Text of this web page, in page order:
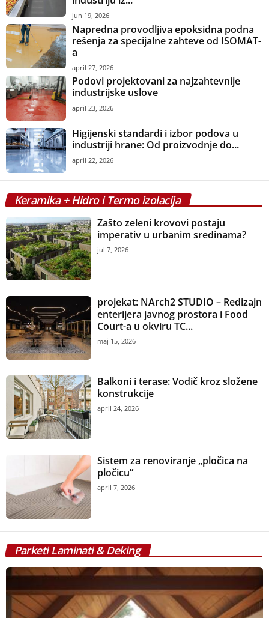
jun 19, 2026
Napredna provodljiva epoksidna podna
rešenja za specijalne zahteve od ISOMAT-
a
april 27, 2026
Podovi projektovani za najzahtevnije
industrijske uslove
april 23, 2026
Higijenski standardi i izbor podova u
industriji hrane: Od proizvodnje do...
april 22, 2026
Keramika + Hidro i Termo izolacija
Zašto zeleni krovovi postaju
imperativ u urbanim sredinama?
jul 7, 2026
projekat: NArch2 STUDIO – Redizajn
enterijera javnog prostora i Food
Court-a u okviru TC...
maj 15, 2026
Balkoni i terase: Vodič kroz složene
konstrukcije
april 24, 2026
Sistem za renoviranje „pločica na
pločicu”
april 7, 2026
Parketi Laminati & Deking